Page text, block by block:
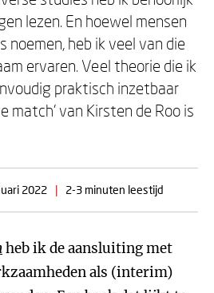
lezen. En hoewel mensen
noemen, heb ik veel van die
ervaren. Veel theorie die ik
praktisch inzetbaar
match' van Kirsten de Roo is
2022 | 2-3 minuten leestijd
heb ik de aansluiting met
als (interim)